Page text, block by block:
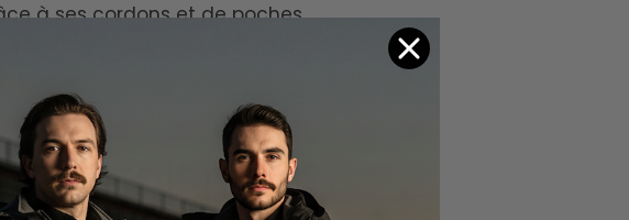
à ses cordons et de poches
parfait pour